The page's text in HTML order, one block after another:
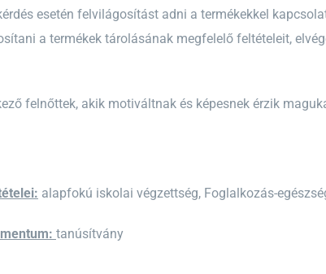
esetén felvilágosítást adni a termékekkel
a termékek tárolásának megfelelő feltételeit,
felnőttek, akik motiváltnak és képesnek érzik
alapfokú iskolai végzettség, Foglalkozás-
tanúsítvány